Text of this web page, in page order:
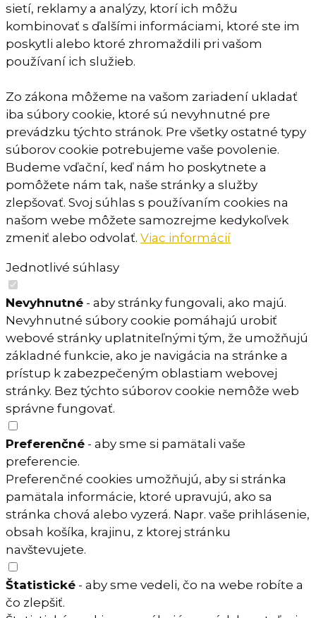
sietí, reklamy a analýzy, ktorí ich môžu
kombinovať s ďalšími informáciami, ktoré ste im
poskytli alebo ktoré zhromaždili pri vašom
používaní ich služieb.
Zo zákona môžeme na vašom zariadení ukladať
iba súbory cookie, ktoré sú nevyhnutné pre
prevádzku týchto stránok. Pre všetky ostatné typy
súborov cookie potrebujeme vaše povolenie.
Budeme vďační, keď nám ho poskytnete a
pomôžete nám tak, naše stránky a služby
zlepšovať. Svoj súhlas s používaním cookies na
našom webe môžete samozrejme kedykoľvek
zmeniť alebo odvolať. Viac informácií
Jednotlivé súhlasy
Nevyhnutné - aby stránky fungovali, ako majú.
Nevyhnutné súbory cookie pomáhajú urobiť
webové stránky uplatniteľnými tým, že umožňujú
základné funkcie, ako je navigácia na stránke a
prístup k zabezpečeným oblastiam webovej
stránky. Bez týchto súborov cookie nemôže web
správne fungovať.
Preferenčné - aby sme si pamätali vaše
preferencie.
Preferenčné cookies umožňujú, aby si stránka
pamätala informácie, ktoré upravujú, ako sa
stránka chová alebo vyzerá. Napr. vaše prihlásenie,
obsah košíka, krajinu, z ktorej stránku
navštevujete.
Štatistické - aby sme vedeli, čo na webe robíte a
čo zlepšiť.